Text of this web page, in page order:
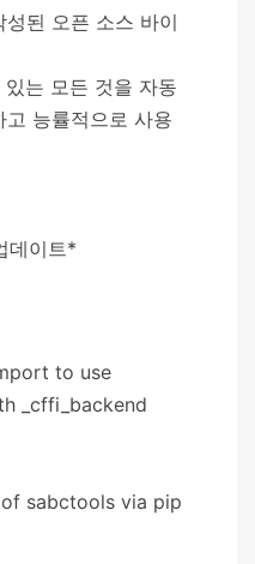
된 오픈 소스 바이
는 모든 것을 자동
능률적으로 사용
데이트*
to use
_cffi_backend
sabctools via pip